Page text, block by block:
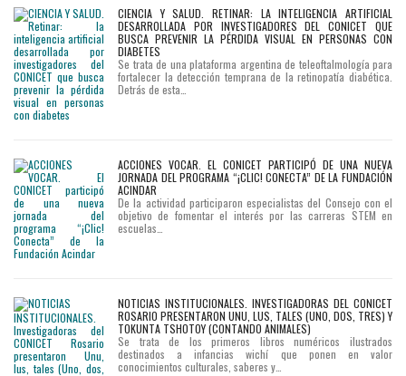
CIENCIA Y SALUD. RETINAR: LA INTELIGENCIA ARTIFICIAL
DESARROLLADA POR INVESTIGADORES DEL CONICET QUE
BUSCA PREVENIR LA PÉRDIDA VISUAL EN PERSONAS CON
DIABETES
Se trata de una plataforma argentina de teleoftalmología para
fortalecer la detección temprana de la retinopatía diabética.
Detrás de esta…
ACCIONES VOCAR. EL CONICET PARTICIPÓ DE UNA NUEVA
JORNADA DEL PROGRAMA “¡CLIC! CONECTA” DE LA FUNDACIÓN
ACINDAR
De la actividad participaron especialistas del Consejo con el
objetivo de fomentar el interés por las carreras STEM en
escuelas…
NOTICIAS INSTITUCIONALES. INVESTIGADORAS DEL CONICET
ROSARIO PRESENTARON UNU, LUS, TALES (UNO, DOS, TRES) Y
TOKUNTA TSHOTOY (CONTANDO ANIMALES)
Se trata de los primeros libros numéricos ilustrados
destinados a infancias wichí que ponen en valor
conocimientos culturales, saberes y…